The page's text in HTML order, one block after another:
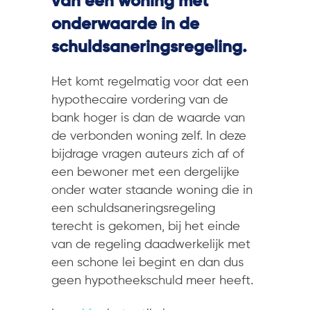
onderwaarde in de
schuldsaneringsregeling.
Het komt regelmatig voor dat een
hypothecaire vordering van de
bank hoger is dan de waarde van
de verbonden woning zelf. In deze
bijdrage vragen auteurs zich af of
een bewoner met een dergelijke
onder water staande woning die in
een schuldsaneringsregeling
terecht is gekomen, bij het einde
van de regeling daadwerkelijk met
een schone lei begint en dan dus
geen hypotheekschuld meer heeft.